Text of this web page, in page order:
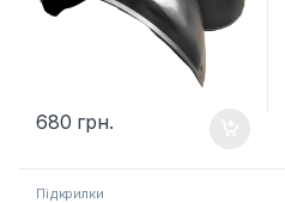
680 грн.
Підкрилки